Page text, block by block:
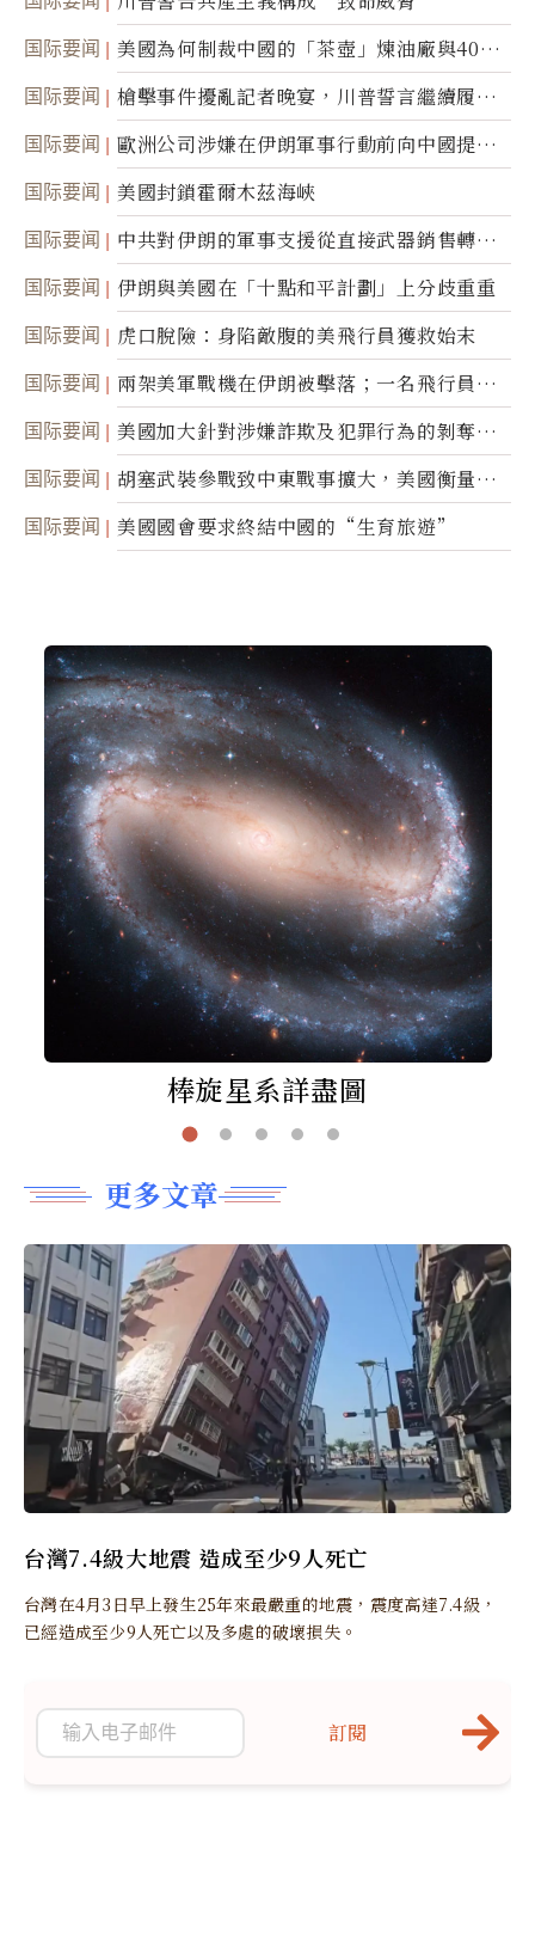
国际要闻
美國為何制裁中國的「茶壺」煉油廠與40家
航運公司
国际要闻
槍擊事件擾亂記者晚宴，川普誓言繼續履行
職責
国际要闻
歐洲公司涉嫌在伊朗軍事行動前向中國提供
美軍基地的衛星影像
国际要闻 美國封鎖霍爾木茲海峽
国际要闻
中共對伊朗的軍事支援從直接武器銷售轉向
間接技術轉讓
国际要闻 伊朗與美國在「十點和平計劃」上分歧重重
国际要闻 虎口脫險：身陷敵腹的美飛行員獲救始末
国际要闻
兩架美軍戰機在伊朗被擊落；一名飛行員失
蹤
国际要闻
美國加大針對涉嫌詐欺及犯罪行為的剝奪公
民權力度
国际要闻
胡塞武裝參戰致中東戰事擴大，美國衡量地
面入侵的可能性
国际要闻 美國國會要求終結中國的“生育旅遊”
棒旋星系詳盡圖
更多文章
台灣7.4級大地震 造成至少9人死亡
台灣在4月3日早上發生25年來最嚴重的地震，震度高達7.4級，
已經造成至少9人死亡以及多處的破壞損失。
訂閱